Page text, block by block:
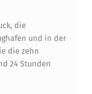
die
und in der
die zehn
24 Stunden